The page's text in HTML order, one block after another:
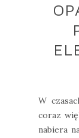
W
coraz
nabiera